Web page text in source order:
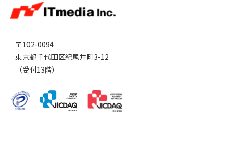
〒102-0094
東京都千代田区紀尾井町3-12
（受付13階）